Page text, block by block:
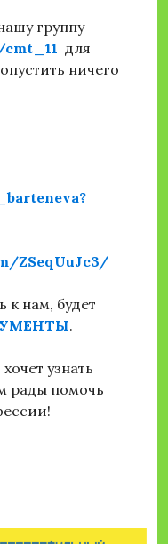
группу
для
ничего
ZSeqUuJc3/
к нам, будет
.
узнать
рады помочь